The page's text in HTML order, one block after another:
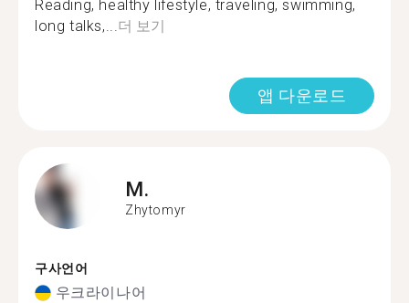
Reading, healthy lifestyle, traveling, swimming,
long talks,... 더 보기
앱 다운로드
M.
Zhytomyr
구사언어
우크라이나어